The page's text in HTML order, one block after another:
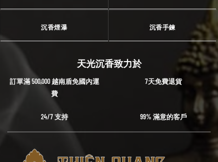
沉香煙瀑 沉香手鍊
天光沉香致力於
訂單滿 500,000 越南盾免國內運
費
7天免費退貨
24/7 支持 99% 滿意的客戶